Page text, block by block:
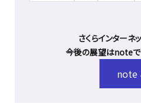
さくらインターネ
今後の展望はnoteで
note